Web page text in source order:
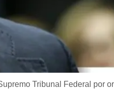
Tribunal Federal por